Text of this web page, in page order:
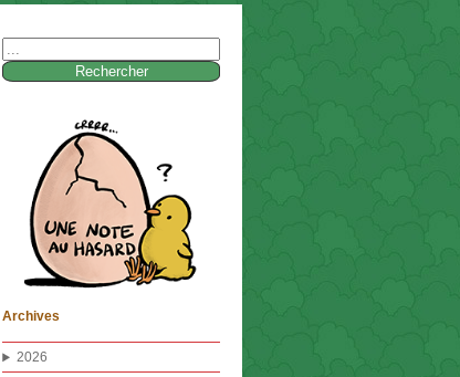
Archives
2026